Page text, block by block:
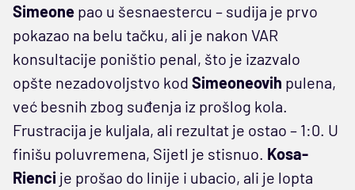
Simeone pao u šesnaestercu – sudija je prvo
pokazao na belu tačku, ali je nakon VAR
konsultacije poništio penal, što je izazvalo
opšte nezadovoljstvo kod Simeoneovih pulena,
već besnih zbog suđenja iz prošlog kola.
Frustracija je kuljala, ali rezultat je ostao – 1:0. U
finišu poluvremena, Sijetl je stisnuo. Kosa-
Rienci je prošao do linije i ubacio, ali je lopta